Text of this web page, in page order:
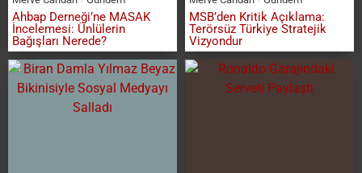
Ahbap Derneği’ne MASAK
İncelemesi: Ünlülerin
Bağışları Nerede?
MSB’den Kritik Açıklama:
Terörsüz Türkiye Stratejik
Vizyondur